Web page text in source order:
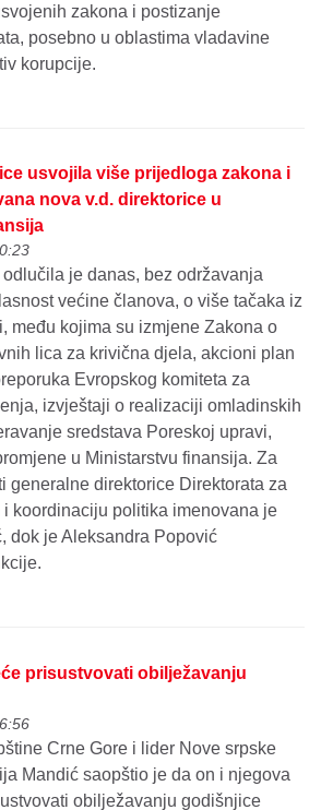
zakona i postizanje
posebno u oblastima vladavine
korupcije.
usvojila više prijedloga zakona i
nova v.d. direktorice u
je danas, bez održavanja
većine članova, o više tačaka iz
među kojima su izmjene Zakona o
lica za krivična djela, akcioni plan
Evropskog komiteta za
izvještaji o realizaciji omladinskih
sredstava Poreskoj upravi,
u Ministarstvu finansija. Za
generalne direktorice Direktorata za
koordinaciju politika imenovana je
dok je Aleksandra Popović
prisustvovati obilježavanju
Crne Gore i lider Nove srpske
Mandić saopštio je da on i njegova
obilježavanju godišnjice